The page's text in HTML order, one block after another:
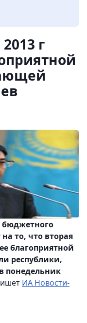
г
бюджетного
то, что вторая
благоприятной
республики,
понедельник
ИА Новости-